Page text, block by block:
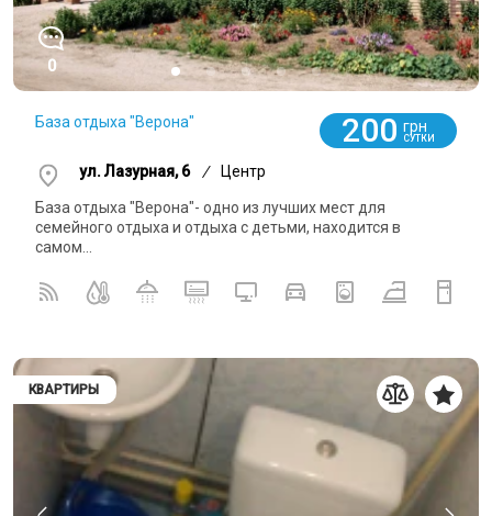
0
База отдыха "Верона" 200 грн
СУТКИ
ул. Лазурная, 6 / Центр
База отдыха "Верона"- одно из лучших мест для
семейного отдыха и отдыха с детьми, находится в
самом...
КВАРТИРЫ